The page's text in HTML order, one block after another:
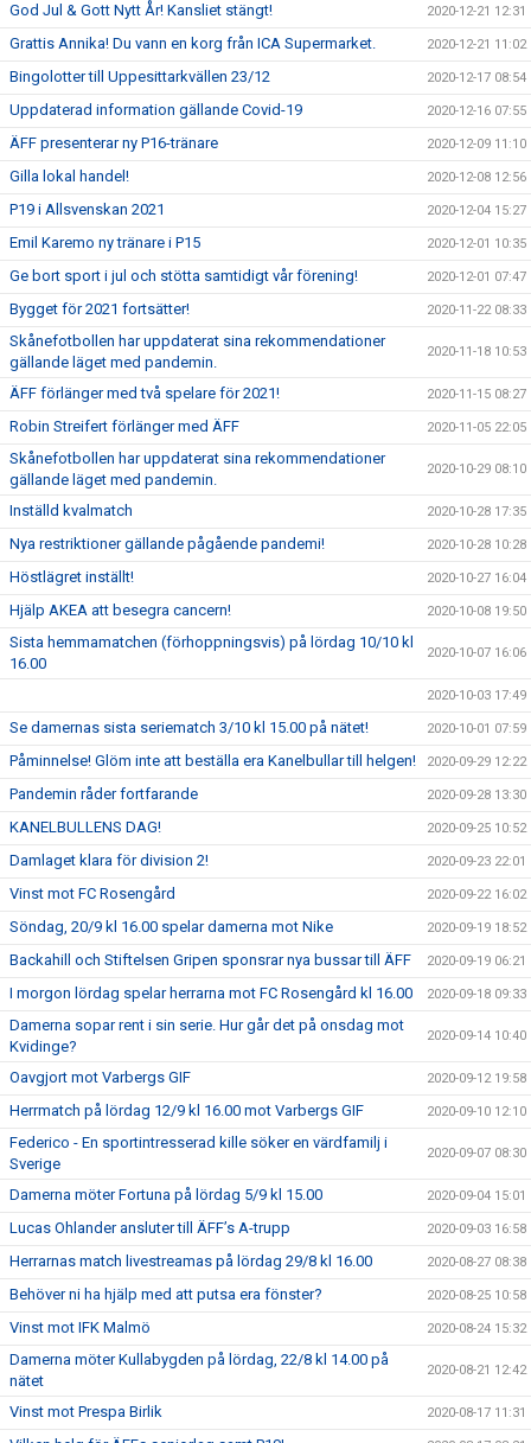
God Jul & Gott Nytt År! Kansliet stängt! 2020-12-21 12:31
Grattis Annika! Du vann en korg från ICA Supermarket. 2020-12-21 11:02
Bingolotter till Uppesittarkvällen 23/12 2020-12-17 08:54
Uppdaterad information gällande Covid-19 2020-12-16 07:55
ÄFF presenterar ny P16-tränare 2020-12-09 11:10
Gilla lokal handel! 2020-12-08 12:56
P19 i Allsvenskan 2021 2020-12-04 15:27
Emil Karemo ny tränare i P15 2020-12-01 10:35
Ge bort sport i jul och stötta samtidigt vår förening! 2020-12-01 07:47
Bygget för 2021 fortsätter! 2020-11-22 08:33
Skånefotbollen har uppdaterat sina rekommendationer
gällande läget med pandemin.
2020-11-18 10:53
ÄFF förlänger med två spelare för 2021! 2020-11-15 08:27
Robin Streifert förlänger med ÄFF 2020-11-05 22:05
Skånefotbollen har uppdaterat sina rekommendationer
gällande läget med pandemin.
2020-10-29 08:10
Inställd kvalmatch 2020-10-28 17:35
Nya restriktioner gällande pågående pandemi! 2020-10-28 10:28
Höstlägret inställt! 2020-10-27 16:04
Hjälp AKEA att besegra cancern! 2020-10-08 19:50
Sista hemmamatchen (förhoppningsvis) på lördag 10/10 kl
16.00
2020-10-07 16:06
2020-10-03 17:49
Se damernas sista seriematch 3/10 kl 15.00 på nätet! 2020-10-01 07:59
Påminnelse! Glöm inte att beställa era Kanelbullar till helgen! 2020-09-29 12:22
Pandemin råder fortfarande 2020-09-28 13:30
KANELBULLENS DAG! 2020-09-25 10:52
Damlaget klara för division 2! 2020-09-23 22:01
Vinst mot FC Rosengård 2020-09-22 16:02
Söndag, 20/9 kl 16.00 spelar damerna mot Nike 2020-09-19 18:52
Backahill och Stiftelsen Gripen sponsrar nya bussar till ÄFF 2020-09-19 06:21
I morgon lördag spelar herrarna mot FC Rosengård kl 16.00 2020-09-18 09:33
Damerna sopar rent i sin serie. Hur går det på onsdag mot
Kvidinge?
2020-09-14 10:40
Oavgjort mot Varbergs GIF 2020-09-12 19:58
Herrmatch på lördag 12/9 kl 16.00 mot Varbergs GIF 2020-09-10 12:10
Federico - En sportintresserad kille söker en värdfamilj i
Sverige
2020-09-07 08:30
Damerna möter Fortuna på lördag 5/9 kl 15.00 2020-09-04 15:01
Lucas Ohlander ansluter till ÄFF’s A-trupp 2020-09-03 16:58
Herrarnas match livestreamas på lördag 29/8 kl 16.00 2020-08-27 08:38
Behöver ni ha hjälp med att putsa era fönster? 2020-08-25 10:58
Vinst mot IFK Malmö 2020-08-24 15:32
Damerna möter Kullabygden på lördag, 22/8 kl 14.00 på
nätet
2020-08-21 12:42
Vinst mot Prespa Birlik 2020-08-17 11:31